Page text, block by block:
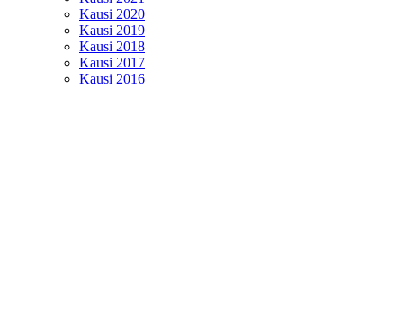
Kausi 2020
Kausi 2019
Kausi 2018
Kausi 2017
Kausi 2016